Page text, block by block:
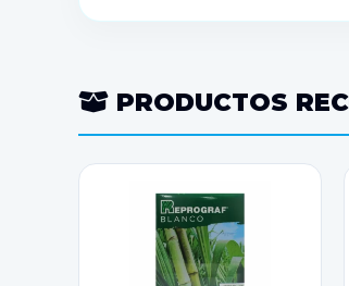
PRODUCTOS